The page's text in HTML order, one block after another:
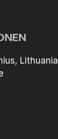
Lithuania